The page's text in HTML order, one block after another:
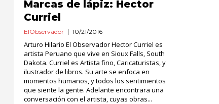
Marcas de lápiz: Hector
Curriel
ElObservador 10/21/2016
Arturo Hilario El Observador Hector Curriel es
artista Peruano que vive en Sioux Falls, South
Dakota. Curriel es Artista fino, Caricaturistas, y
ilustrador de libros. Su arte se enfoca en
momentos humanos, y todos los sentimientos
que siente la gente. Adelante encontrara una
conversación con el artista, cuyas obras...